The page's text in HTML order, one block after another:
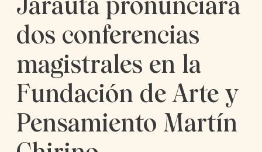
dos conferencias
magistrales en la
Fundación de Arte y
Pensamiento Martín